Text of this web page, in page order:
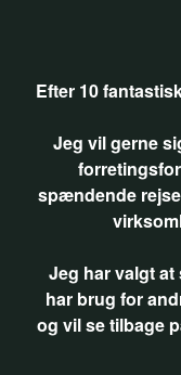
Efter 10
Jeg vil gerne
spændende
Jeg har valgt
har brug for
og vil se tilbage